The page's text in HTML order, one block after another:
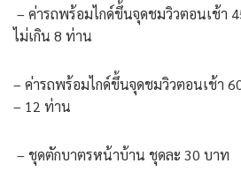
– ค่ารถพร้อมไกด์ขึ้นจุดชมวิวตอนเช้า
ไม่เกิน 8 ท่าน
– ค่ารถพร้อมไกด์ขึ้นจุดชมวิวตอนเช้า
– 12 ท่าน
– ชุดตักบาตรหน้าบ้าน ชุดละ 30 บาท